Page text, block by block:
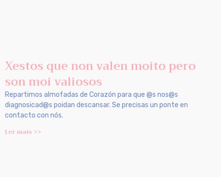
Xestos que non valen moito pero
son moi valiosos
Repartimos almofadas de Corazón para que @s nos@s
diagnosicad@s poidan descansar. Se precisas un ponte en
contacto con nós.
Ler mais >>